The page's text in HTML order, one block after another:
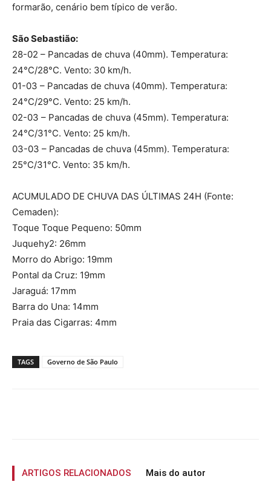
formarão, cenário bem típico de verão.
São Sebastião:
28-02 – Pancadas de chuva (40mm). Temperatura:
24°C/28°C. Vento: 30 km/h.
01-03 – Pancadas de chuva (40mm). Temperatura:
24°C/29°C. Vento: 25 km/h.
02-03 – Pancadas de chuva (45mm). Temperatura:
24°C/31°C. Vento: 25 km/h.
03-03 – Pancadas de chuva (45mm). Temperatura:
25°C/31°C. Vento: 35 km/h.
ACUMULADO DE CHUVA DAS ÚLTIMAS 24H (Fonte:
Cemaden):
Toque Toque Pequeno: 50mm
Juquehy2: 26mm
Morro do Abrigo: 19mm
Pontal da Cruz: 19mm
Jaraguá: 17mm
Barra do Una: 14mm
Praia das Cigarras: 4mm
TAGS Governo de São Paulo
ARTIGOS RELACIONADOS Mais do autor